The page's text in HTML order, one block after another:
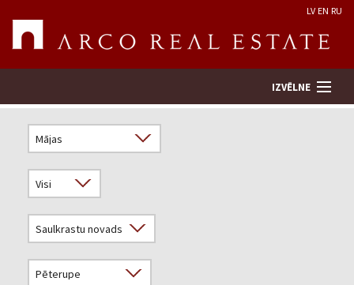
LV EN RU
IZVĒLNE
Novērtēt īpašumu
Uzņēmums